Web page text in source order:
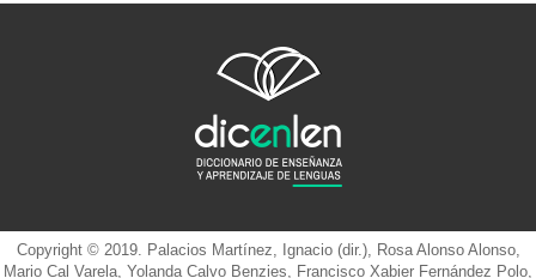
Copyright © 2019. Palacios Martínez, Ignacio (dir.), Rosa Alonso Alonso,
Mario Cal Varela, Yolanda Calvo Benzies, Francisco Xabier Fernández Polo,